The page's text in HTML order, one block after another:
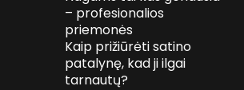
– profesionalios
priemonės
Kaip prižiūrėti satino
patalynę, kad ji ilgai
tarnautų?